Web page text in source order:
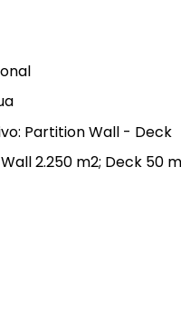
Partition Wall - Deck
2.250 m2; Deck 50